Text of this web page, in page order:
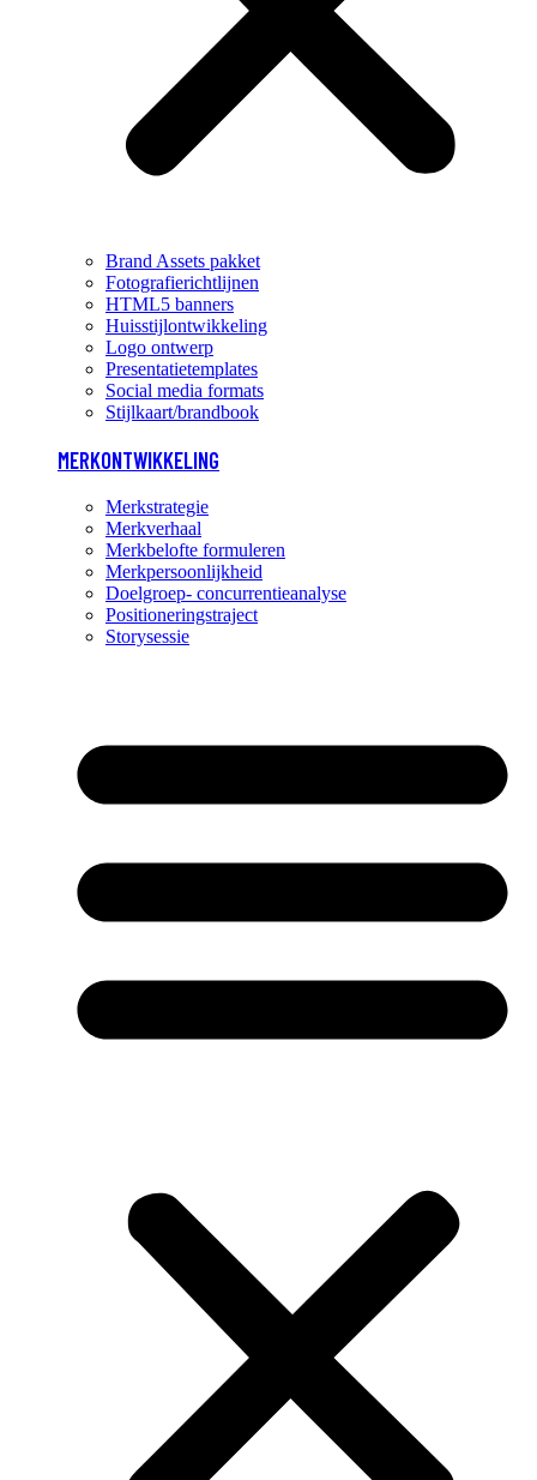
Brand Assets pakket
Fotografierichtlijnen
HTML5 banners
Huisstijlontwikkeling
Logo ontwerp
Presentatietemplates
Social media formats
Stijlkaart/brandbook
MERKONTWIKKELING
Merkstrategie
Merkverhaal
Merkbelofte formuleren
Merkpersoonlijkheid
Doelgroep- concurrentieanalyse
Positioneringstraject
Storysessie